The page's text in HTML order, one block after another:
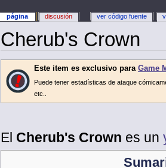
Cherub's Crown
Este item es exclusivo para Game
Puede tener estadísticas de ataque
etc..
El Cherub's Crown es un
página discusión ver código fuente